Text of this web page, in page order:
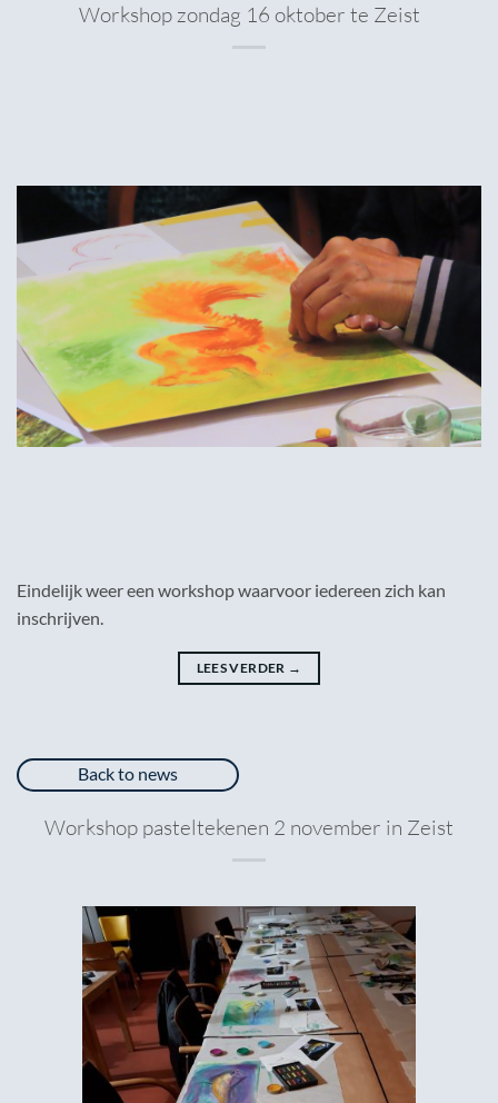
Workshop zondag 16 oktober te Zeist
Eindelijk weer een workshop waarvoor iedereen zich kan
inschrijven.
LEES VERDER →
Back to news
Workshop pasteltekenen 2 november in Zeist